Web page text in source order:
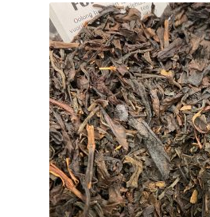
Ostoskori
Tilaus- ja sopimusehdot
Yrityksille